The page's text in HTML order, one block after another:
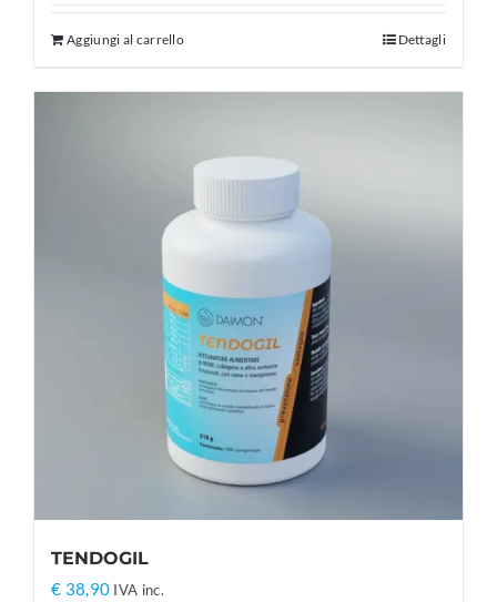
Aggiungi al carrello Dettagli
TENDOGIL
€ 38,90 IVA inc.